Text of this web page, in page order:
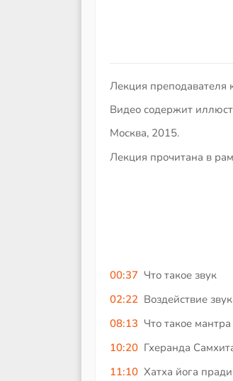
Лекция преподавателя
Видео содержит
Москва, 2015.
Лекция прочитана в
00:37 Что такое звук
02:22 Воздействие
08:13 Что такое мантра
10:20 Гхеранда
11:10 Хатха йога